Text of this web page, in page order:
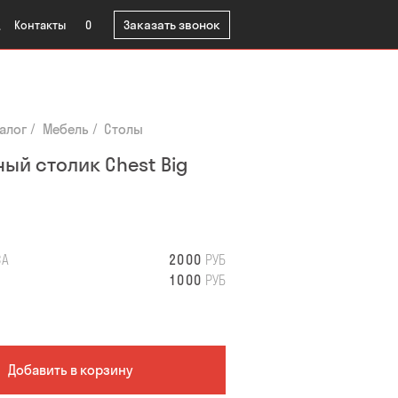
Контакты 0 Заказать звонок
Мебель Столы
столик Chest Big
2000 РУБ
1000 РУБ
Добавить в корзину
0